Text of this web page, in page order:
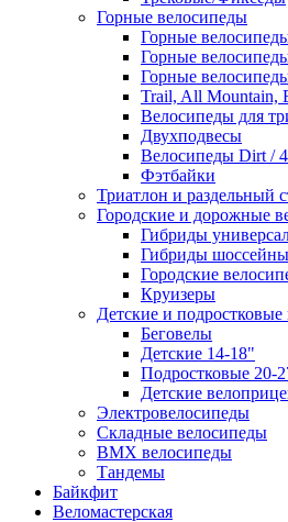
Горные велосипеды
Горные
Горные
Горные
Trail, All Mountain,
Велосипеды для
Двухподвесы
Велосипеды Dirt /
Фэтбайки
Триатлон и раздельный
Городские и дорожные
Гибриды
Гибриды
Городские
Круизеры
Детские и
Беговелы
Детские 14-18"
Подростковые 20-
Детские
Электровелосипеды
Складные велосипеды
BMX велосипеды
Тандемы
Байкфит
Веломастерская